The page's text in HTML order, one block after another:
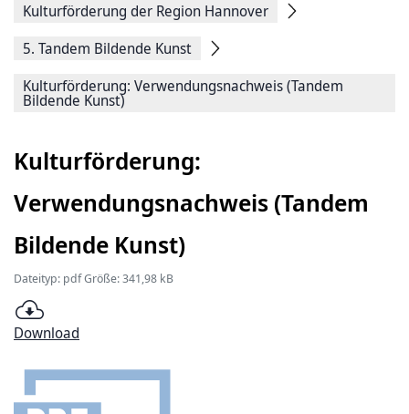
Seite
Kulturförderung der Region Hannover
5. Tandem Bildende Kunst
Kulturförderung: Verwendungsnachweis (Tandem
Bildende Kunst)
Kulturförderung:
Verwendungsnachweis (Tandem
Bildende Kunst)
Dateityp: pdf Größe: 341,98 kB
Download